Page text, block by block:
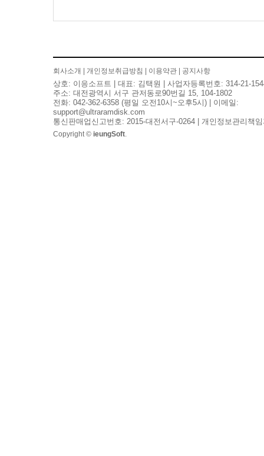
회사소개 개인정보취급방침 이용약관 공지사항
상호: 이응소프트 | 대표: 김택원 | 사업자등록번호: 314-21-
주소: 대전광역시 서구 관저동로90번길 15, 104-1802
전화: 042-362-6358 (평일 오전10시~오후5시) | 이메일:
support@ultraramdisk.com
통신판매업신고번호: 2015-대전서구-0264 | 개인정보관리책
Copyright © ieungSoft.